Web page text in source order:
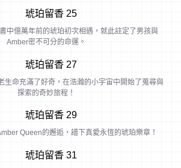
中億萬年前的琥珀初次相遇，就此註定了男孩與
Amber密不可分的命運。
生命充滿了好奇，在浩瀚的小宇宙中開始了蒐尋與
探索的奇妙旅程！
Queen的邂逅，譜下真愛永恆的琥珀樂章！